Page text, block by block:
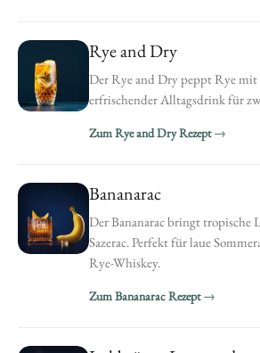
Rye and Dry
Der Rye and Dry peppt Rye
erfrischender Alltagsdrink für
Zum Rye and Dry Rezept
Bananarac
Der Bananarac bringt tropische
Sazerac. Perfekt für laue
Rye-Whiskey.
Zum Bananarac Rezept